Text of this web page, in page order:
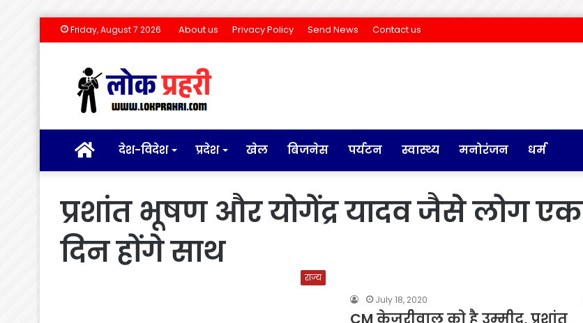
Friday, August 7 2026 About us Privacy Policy Send News Contact us
होम देश-विदेश प्रदेश खेल बिजनेस पर्यटन स्वास्थ्य मनोरंजन धर्म
प्रशांत भूषण और योगेंद्र यादव जैसे लोग एक
दिन होंगे साथ
राज्य
July 18, 2020
CM केजरीवाल को है उम्मीद, प्रशांत